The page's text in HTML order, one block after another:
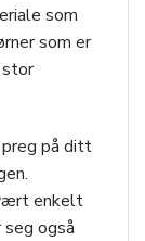
som
som er
på ditt
enkelt
også